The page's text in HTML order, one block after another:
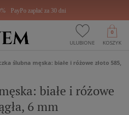
PayPo zapłać za 30 dni
ULUBIONE KOSZYK
0
ślubna męska: białe i różowe złoto 585,
białe i różowe
6 mm